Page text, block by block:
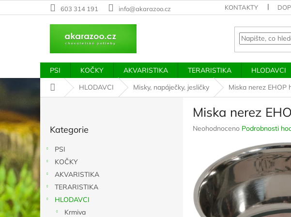
na
603 314 191 info@akarazoo.cz KONTAKTY
PSI KOČKY AKVARISTIKA TERARISTIKA HLODAVCI
Domů
HLODAVCI Misky, napáječky, jesličky Miska nerez EHOP
s
t
r
a
í
p
a
kategorie
Kategorie
PSI
KOČKY
AKVARISTIKA
TERARISTIKA
HLODAVCI
Krmiva
Miska nerez
Průměrné
5
hvězdiček.
Neohodnoceno Podrobnosti